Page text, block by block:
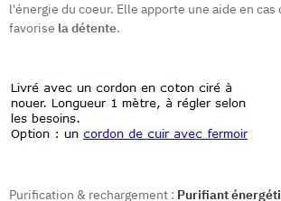
l'énergie du coeur. Elle apporte une aide en cas
favorise la détente.
Purification & rechargement : Purifiant